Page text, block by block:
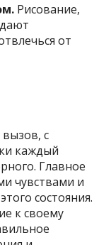
Рисование,
от
с
каждый
Главное
чувствами и
состояния.
к своему